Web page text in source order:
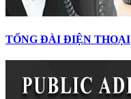
TỔNG ĐÀI ĐIỆN THOẠI